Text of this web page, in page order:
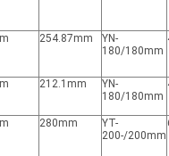
254.87mm
YN-
180/180mm
212.1mm
YN-
180/180mm
280mm
YT-
200-/200mm